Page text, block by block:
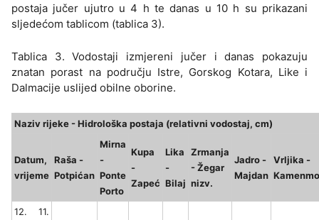
postaja jučer ujutro u 4 h te danas u 10 h su prikazani
sljedećom tablicom (tablica 3).
Tablica 3. Vodostaji izmjereni jučer i danas pokazuju
znatan porast na području Istre, Gorskog Kotara, Like i
Dalmacije uslijed obilne oborine.
Naziv rijeke - Hidrološka postaja (relativni vodostaj, cm)
Datum,
vrijeme
Raša -
Potpićan
Mirna
-
Ponte
Porto
Kupa
-
Zapeć
Lika
-
Bilaj
Zrmanja
- Žegar
nizv.
Jadro -
Majdan
Vrljika -
12. 11.